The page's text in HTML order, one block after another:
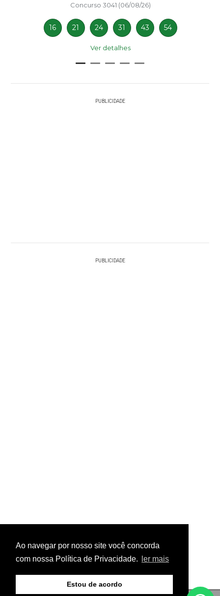
Ao navegar por nosso site você concorda
com nossa Política de Privacidade.
ler mais
Estou de acordo
Concurso 3041 (06/08/26)
16 21 24 31 43 54
Ver detalhes
PUBLICIDADE
PUBLICIDADE